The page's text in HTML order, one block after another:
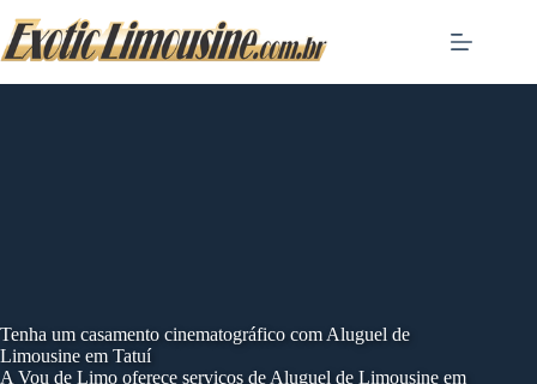
to
content
Tenha um casamento cinematográfico com Aluguel de
Limousine em Tatuí
A Vou de Limo oferece serviços de Aluguel de Limousine em